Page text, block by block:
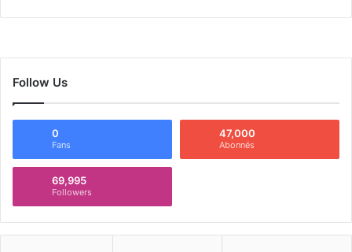
Follow Us
0
Fans
47,000
Abonnés
69,995
Followers